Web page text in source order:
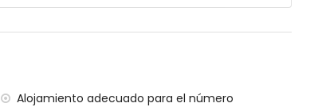
Alojamiento adecuado para el número